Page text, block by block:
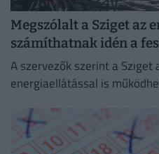
Megszólalt a Sziget az
számíthatnak idén a
A szervezők szerint a
energiaellátással is